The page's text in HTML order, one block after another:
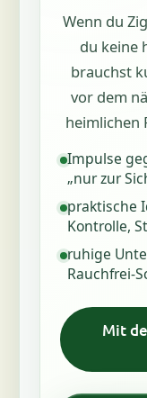
Wenn du
du keine
brauchst
vor dem
heimlichen
Impulse
„nur zur
praktische
Kontrolle,
ruhige
Rauchfrei-
Mit